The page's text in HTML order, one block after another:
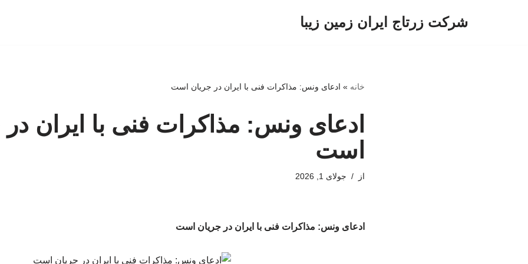
شرکت زرتاج ایران زمین زیبا
خانه » ادعای ونس: مذاکرات فنی با ایران در جریان است
ادعای ونس: مذاکرات فنی با ایران در
است
از جولای 1, 2026
ادعای ونس: مذاکرات فنی با ایران در جریان است